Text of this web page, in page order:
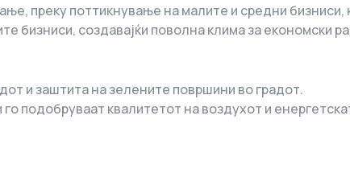
преку поттикнување на малите и средни бизниси,
бизниси, создавајќи поволна клима за економски
и заштита на зелените површини во градот.
подобруваат квалитетот на воздухот и